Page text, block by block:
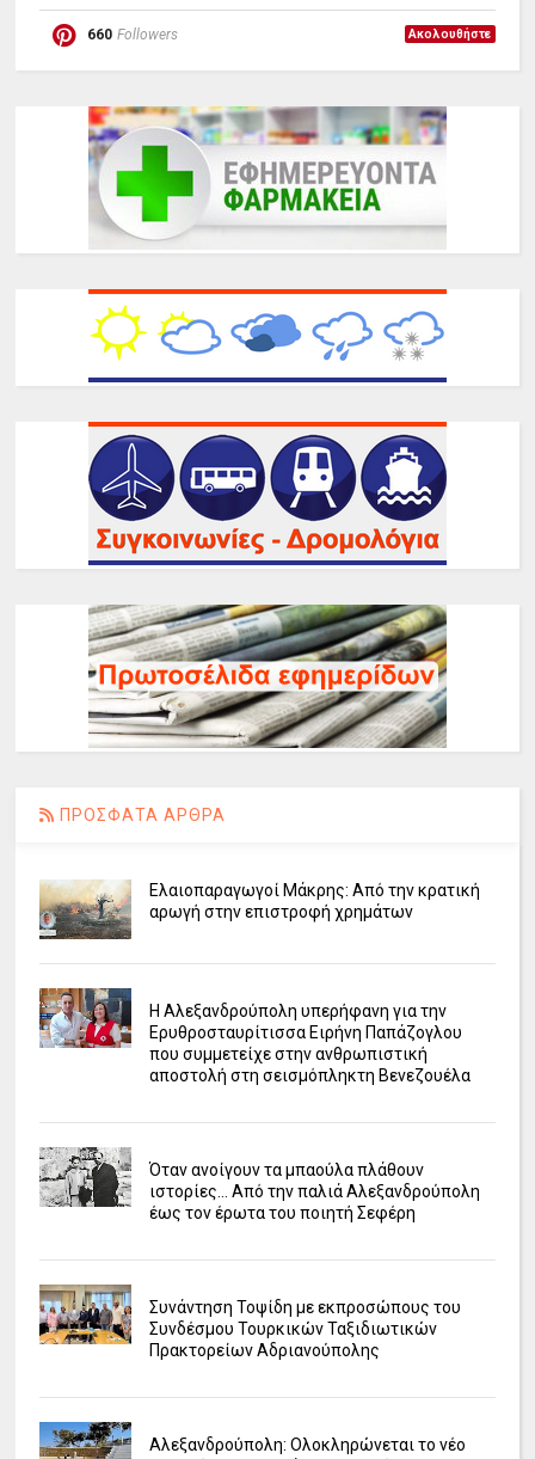
660 Followers Ακολουθήστε
ΠΡΟΣΦΑΤΑ ΑΡΘΡΑ
Ελαιοπαραγωγοί Μάκρης: Από την κρατική
αρωγή στην επιστροφή χρημάτων
Η Αλεξανδρούπολη υπερήφανη για την
Ερυθροσταυρίτισσα Ειρήνη Παπάζογλου
που συμμετείχε στην ανθρωπιστική
αποστολή στη σεισμόπληκτη Βενεζουέλα
Όταν ανοίγουν τα μπαούλα πλάθουν
ιστορίες... Από την παλιά Αλεξανδρούπολη
έως τον έρωτα του ποιητή Σεφέρη
Συνάντηση Τοψίδη με εκπροσώπους του
Συνδέσμου Τουρκικών Ταξιδιωτικών
Πρακτορείων Αδριανούπολης
Αλεξανδρούπολη: Ολοκληρώνεται το νέο